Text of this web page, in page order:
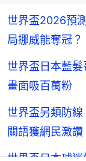
世界盃2026預
局挪威能奪冠？
世界盃日本藍
畫面吸百萬粉
世界盃另類防
關語獲網民激讚
世界盃日本球